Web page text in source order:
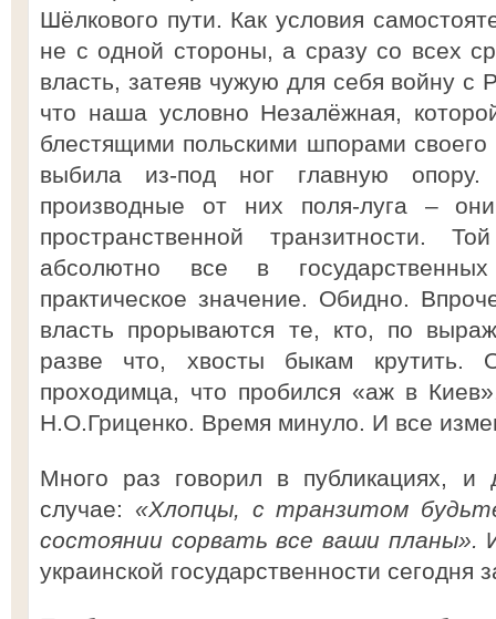
Шёлкового пути. Как условия
не с одной стороны, а сразу со всех
власть, затеяв чужую для себя войну с
что наша условно Незалёжная,
блестящими польскими шпорами
выбила из-под ног главную
производные от них поля-луга –
пространственной транзитности.
абсолютно все в
практическое значение. Обидно.
власть прорываются те, кто, по
разве что, хвосты быкам крутить.
проходимца, что пробился «аж в
Н.О.Гриценко. Время минуло. И все
Много раз говорил в публикациях,
случае: «Хлопцы, с транзитом
состоянии сорвать все ваши планы».
украинской государственности сегодня